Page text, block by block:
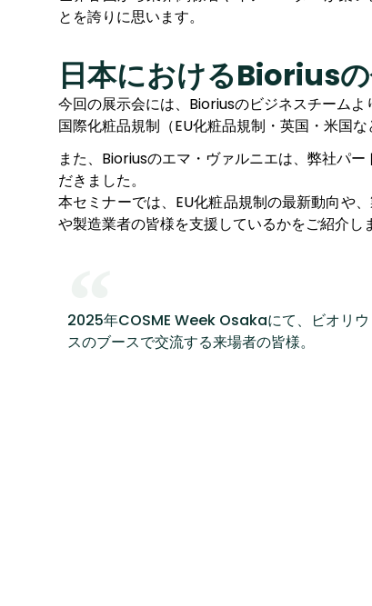
とを誇りに思います。
日本におけるBiorius
今回の展示会には、Bioriusのビジネスチーム
国際化粧品規制（EU化粧品規制・英国・米国
また、Bioriusのエマ・ヴァルニエは、弊社パー
だきました。
本セミナーでは、EU化粧品規制の最新動向や
や製造業者の皆様を支援しているかをご紹介し
2025年COSME Week Osakaにて、ビオリウ
スのブースで交流する来場者の皆様。